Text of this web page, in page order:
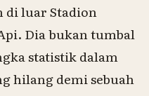
di luar Stadion
Dia bukan tumbal
statistik dalam
hilang demi sebuah